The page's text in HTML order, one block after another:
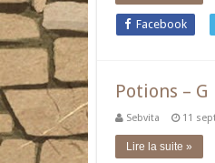
Facebook
Potions – G
Sebvita 11
Lire la suite »